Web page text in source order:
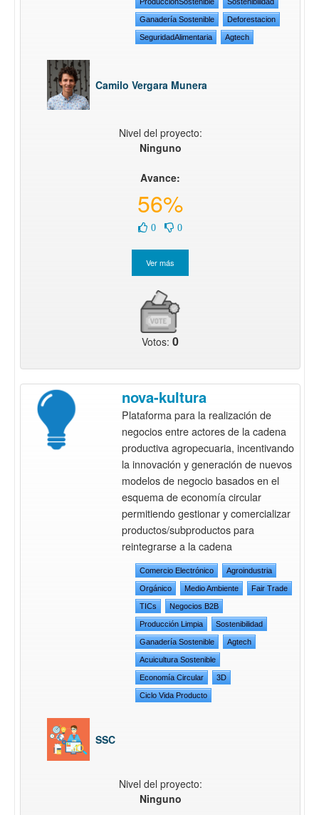
Ganadería Sostenible Deforestacion
SeguridadAlimentaria Agtech
Camilo Vergara Munera
Nivel del proyecto:
Ninguno
Avance:
56%
0 0
Votos: 0
nova-kultura
Plataforma para la realización de
negocios entre actores de la cadena
productiva agropecuaria, incentivando
la innovación y generación de nuevos
modelos de negocio basados en el
esquema de economía circular
permitiendo gestionar y comercializar
productos/subproductos para
reintegrarse a la cadena
Comercio Electrónico Agroindustria
Orgánico Medio Ambiente Fair Trade
TICs Negocios B2B
Producción Limpia Sostenibilidad
Ganadería Sostenible Agtech
Acuicultura Sostenible
Economía Circular 3D
Ciclo Vida Producto
SSC
Nivel del proyecto:
Ninguno